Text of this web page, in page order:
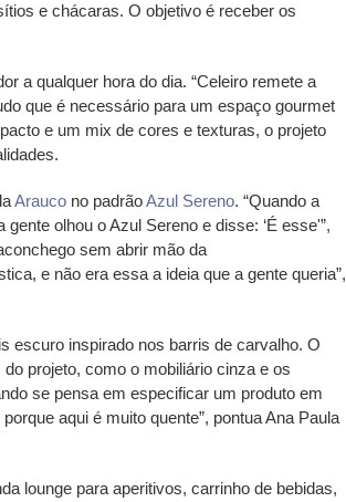
e chácaras. O objetivo é receber os
a qualquer hora do dia. “Celeiro remete a
que é necessário para um espaço gourmet
e um mix de cores e texturas, o projeto
Arauco no padrãoAzul Sereno. “Quando a
olhou o Azul Sereno e disse: ‘É esse'”,
sem abrir mão da
e não era essa a ideia que a gente queria”,
escuro inspirado nos barris de carvalho. O
projeto, como o mobiliário cinza e os
se pensa em especificar um produto em
aqui é muito quente”, pontua Ana Paula
lounge para aperitivos, carrinho de bebidas,